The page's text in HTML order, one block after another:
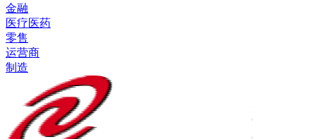
金融
医疗医药
零售
运营商
制造